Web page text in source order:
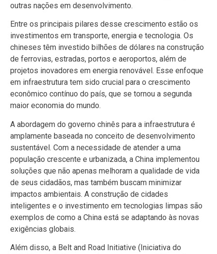
outras nações em desenvolvimento.
Entre os principais pilares desse crescimento estão os
investimentos em transporte, energia e tecnologia. Os
chineses têm investido bilhões de dólares na construção
de ferrovias, estradas, portos e aeroportos, além de
projetos inovadores em energia renovável. Esse enfoque
em infraestrutura tem sido crucial para o crescimento
econômico contínuo do país, que se tornou a segunda
maior economia do mundo.
A abordagem do governo chinês para a infraestrutura é
amplamente baseada no conceito de desenvolvimento
sustentável. Com a necessidade de atender a uma
população crescente e urbanizada, a China implementou
soluções que não apenas melhoram a qualidade de vida
de seus cidadãos, mas também buscam minimizar
impactos ambientais. A construção de cidades
inteligentes e o investimento em tecnologias limpas são
exemplos de como a China está se adaptando às novas
exigências globais.
Além disso, a Belt and Road Initiative (Iniciativa do